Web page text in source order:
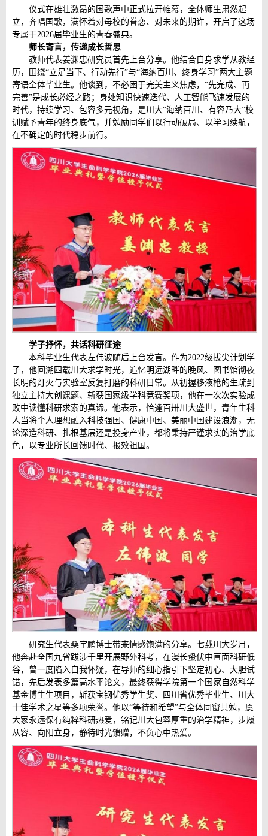
仪式在雄壮激昂的国歌声中正式拉开帷幕，全体师生肃然起
立，齐唱国歌，满怀着对母校的眷恋、对未来的期许，开启了这场
专属于2026届毕业生的青春盛典。
师长寄言，传递成长哲思
教师代表姜渊忠研究员首先上台分享。他结合自身求学从教经
历，围绕“立足当下、行动先行”与“海纳百川、终身学习”两大主题
寄语全体毕业生。他谈到，不必困于完美主义焦虑，“先完成、再
完善”是成长必经之路；身处知识快速迭代、人工智能飞速发展的
时代，持续学习、包容多元视角，是川大“海纳百川、有容乃大”校
训赋予青年的终身底气，并勉励同学们以行动破局、以学习续航，
在不确定的时代稳步前行。
学子抒怀，共话科研征途
本科毕业生代表左伟波随后上台发言。作为2022级拔尖计划学
子，他回溯四载川大求学时光，追忆明远湖畔的晚风、图书馆彻夜
长明的灯火与实验室反复打磨的科研日常。从初握移液枪的生疏到
独立主持大创课题、斩获国家级学科竞赛奖项，他在一次次实验成
败中读懂科研求索的真谛。他表示，恰逢百卅川大盛世，青年生科
人当将个人理想融入科技强国、健康中国、美丽中国建设浪潮，无
论深造科研、扎根基层还是投身产业，都将秉持严谨求实的治学底
色，以专业所长回馈时代、报效祖国。
研究生代表桑宇鹏博士带来情感饱满的分享。七载川大岁月，
他奔赴全国九省跋涉千里开展野外科考，在漫长蛰伏中直面科研低
谷，曾一度陷入自我怀疑，在导师的细心指引下坚定初心、大胆试
错，先后发表多篇高水平论文，最终获得学院第一个国家自然科学
基金博生生项目，斩获宝钢优秀学生奖、四川省优秀毕业生、川大
十佳学术之星等多项荣誉。他以“等待和希望”与全体同窗共勉，愿
大家永远保有纯粹科研热爱，铭记川大包容厚重的治学精神，步履
从容、向阳立身，静待时光馈赠，不负心中热爱。